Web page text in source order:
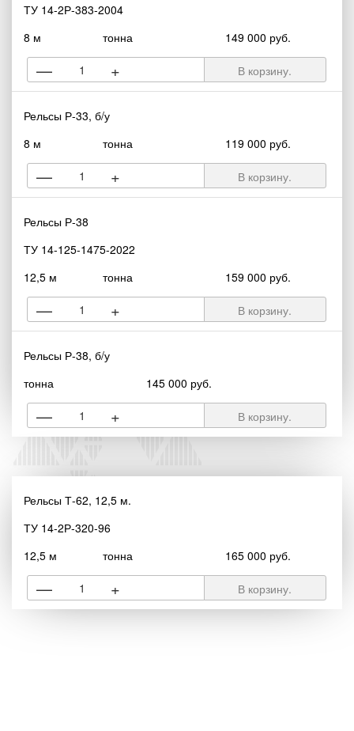
ТУ 14-2Р-383-2004
8 м
тонна 149 000 руб.
— + В корзину.
Рельсы Р-33, б/у
8 м
тонна 119 000 руб.
— + В корзину.
Рельсы Р-38
ТУ 14-125-1475-2022
12,5 м
тонна 159 000 руб.
— + В корзину.
Рельсы Р-38, б/у
тонна
145 000 руб.
— + В корзину.
Рельсы Т-62, 12,5 м.
ТУ 14-2Р-320-96
12,5 м
тонна 165 000 руб.
— + В корзину.